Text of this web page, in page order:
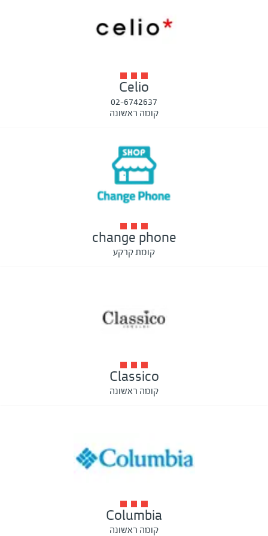
Celio
02-6742637
קומה ראשונה
change phone
קומת קרקע
Classico
קומה ראשונה
Columbia
קומה ראשונה